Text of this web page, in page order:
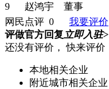
9
赵鸿宇
董事
网民点评 0 我要评价
评做官方回复 立即入驻>
还没有评价， 快来评价
本地相关企业
附近城市相关企业